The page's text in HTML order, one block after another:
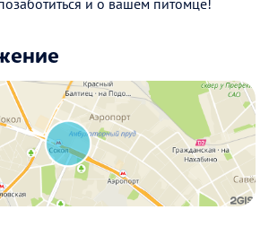
и о вашем питомце!